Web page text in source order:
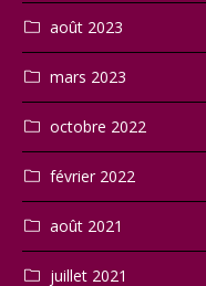
août 2023
mars 2023
octobre 2022
février 2022
août 2021
juillet 2021